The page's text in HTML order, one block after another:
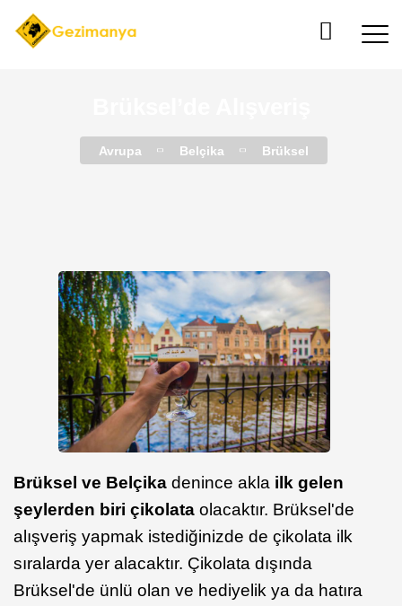
Avrupa Belçika Brüksel
Brüksel ve Belçika denince akla ilk gelen
şeylerden biri çikolata olacaktır. Brüksel'de
alışveriş yapmak istediğinizde de çikolata ilk
sıralarda yer alacaktır. Çikolata dışında
Brüksel'de ünlü olan ve hediyelik ya da hatıra